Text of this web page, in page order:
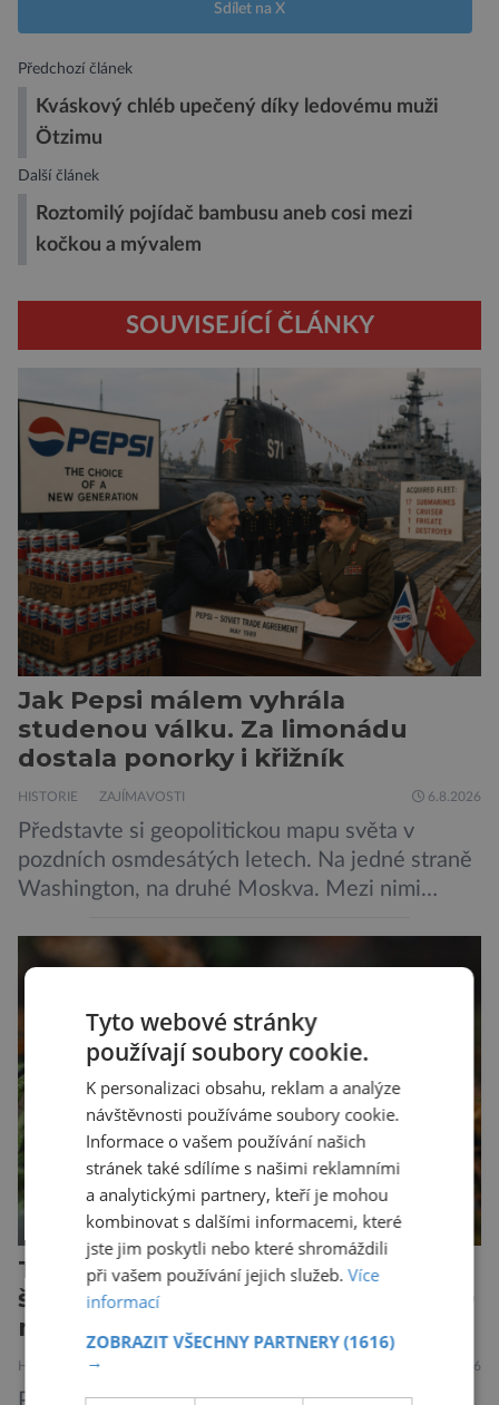
Sdílet na X
Předchozí článek
Kváskový chléb upečený díky ledovému muži
Ötzimu
Další článek
Roztomilý pojídač bambusu aneb cosi mezi
kočkou a mývalem
SOUVISEJÍCÍ ČLÁNKY
Jak Pepsi málem vyhrála
studenou válku. Za limonádu
dostala ponorky i křižník
HISTORIE ZAJÍMAVOSTI 6.8.2026
Představte si geopolitickou mapu světa v
pozdních osmdesátých letech. Na jedné straně
Washington, na druhé Moskva. Mezi nimi
padesátkrát dokola, železná opona a miliony
vojáků v permanentní pohotovosti. A pak je tu
Donald Kendall, generální ředitel společnosti
PepsiCo, který se v květnu roku 1989 stává
admirálem flotily, jež čítá sedmnáct […]
Tesáky či kleště pavouků nebo
štírů: Chelicery jsou staré přes 500
milionů let!
HISTORIE PŘÍRODA 5.8.2026
Prostředí pod mořskou hladinou tehdy doslova
Tyto webové stránky
používají soubory cookie.
K personalizaci obsahu, reklam a analýze
návštěvnosti používáme soubory cookie.
Informace o vašem používání našich
stránek také sdílíme s našimi reklamními
a analytickými partnery, kteří je mohou
kombinovat s dalšími informacemi, které
jste jim poskytli nebo které shromáždili
při vašem používání jejich služeb.Více
informací
ZOBRAZIT VŠECHNY PARTNERY(1616)
→